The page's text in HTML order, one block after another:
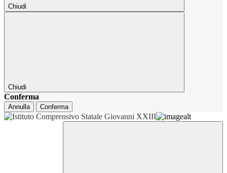
Chiudi
Chiudi
Conferma
Annulla Conferma